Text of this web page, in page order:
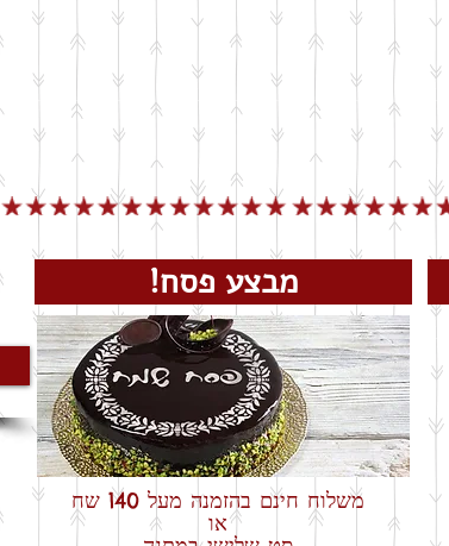
מבצע פסח!
משלוח חינם בהזמנה מעל 140 שח
או